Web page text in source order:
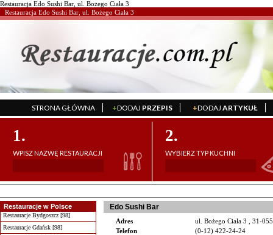
Restauracja Edo Sushi Bar, ul. Bożego Ciała 3
Restauracja Edo Sushi Bar, ul. Bożego Ciała 3
STRONA GŁÓWNA +DODAJ PRZEPIS +DODAJ ARTYKUŁ
1.
WPISZ NAZWĘ RESTAURACJI
2.
WYBIERZ TYP KUCHNI
Restauracje w Polsce
Restauracje Bydgoszcz [98]
Restauracje Gdańsk [98]
Edo Sushi Bar
Adres
ul. Bożego Ciała 3 , 31-
Telefon
(0-12) 422-24-24